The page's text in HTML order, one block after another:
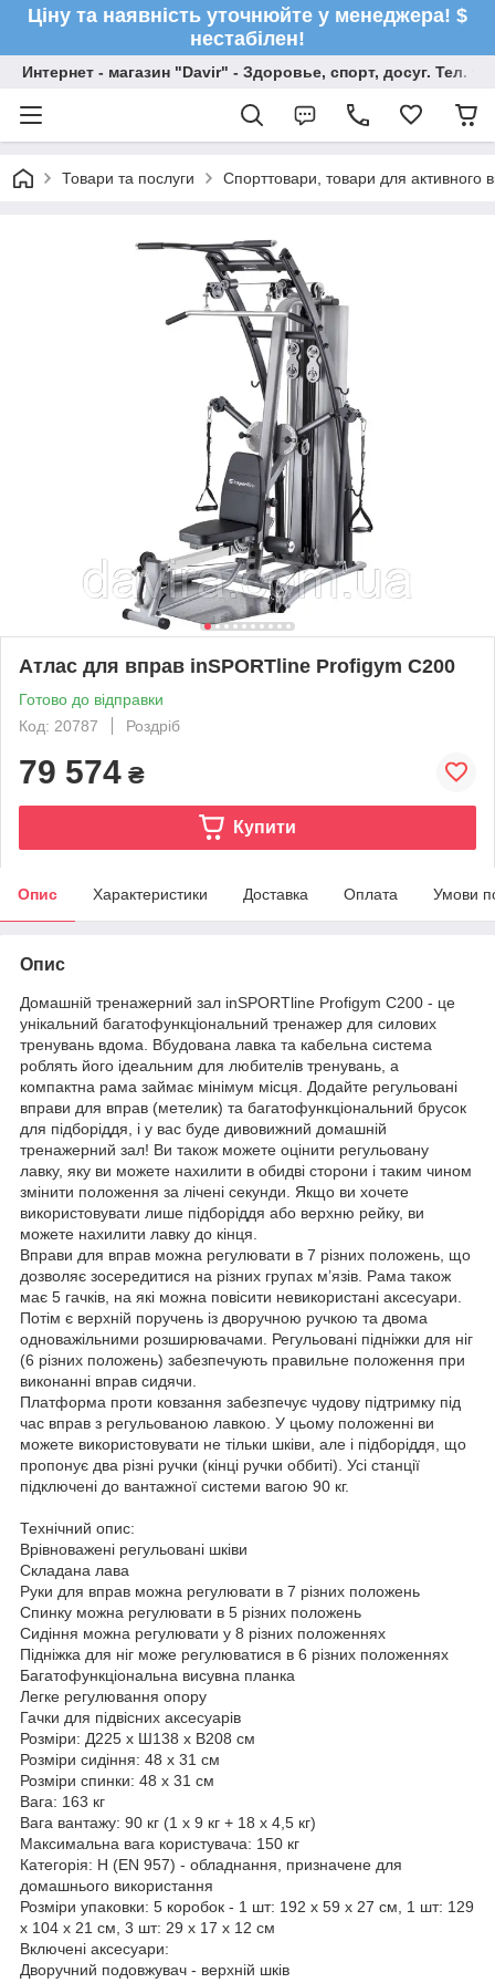
Ціну та наявність уточнюйте у менеджера! $
нестабілен!
Интернет - магазин "Davir" - Здоровье, спорт, досуг. Тел.
Товари та послуги Спорттовари, товари для активного
Атлас для вправ inSPORTline Profigym C200
Готово до відправки
Код: 20787
Роздріб
79 574 ₴
Купити
Опис Характеристики Доставка Оплата Умови
Опис
Домашній тренажерний зал inSPORTline Profigym C200 - це
унікальний багатофункціональний тренажер для силових
тренувань вдома. Вбудована лавка та кабельна система
роблять його ідеальним для любителів тренувань, а
компактна рама займає мінімум місця. Додайте регульовані
вправи для вправ (метелик) та багатофункціональний брусок
для підборіддя, і у вас буде дивовижний домашній
тренажерний зал! Ви також можете оцінити регульовану
лавку, яку ви можете нахилити в обидві сторони і таким чином
змінити положення за лічені секунди. Якщо ви хочете
використовувати лише підборіддя або верхню рейку, ви
можете нахилити лавку до кінця.
Вправи для вправ можна регулювати в 7 різних положень, що
дозволяє зосередитися на різних групах м’язів. Рама також
має 5 гачків, на які можна повісити невикористані аксесуари.
Потім є верхній поручень із дворучною ручкою та двома
одноважільними розширювачами. Регульовані підніжки для ніг
(6 різних положень) забезпечують правильне положення при
виконанні вправ сидячи.
Платформа проти ковзання забезпечує чудову підтримку під
час вправ з регульованою лавкою. У цьому положенні ви
можете використовувати не тільки шківи, ​​але і підборіддя, що
пропонує два різні ручки (кінці ручки оббиті). Усі станції
підключені до вантажної системи вагою 90 кг.
Технічний опис:
Врівноважені регульовані шківи
Складана лава
Руки для вправ можна регулювати в 7 різних положень
Спинку можна регулювати в 5 різних положень
Сидіння можна регулювати у 8 різних положеннях
Підніжка для ніг може регулюватися в 6 різних положеннях
Багатофункціональна висувна планка
Легке регулювання опору
Гачки для підвісних аксесуарів
Розміри: Д225 х Ш138 х В208 см
Розміри сидіння: 48 х 31 см
Розміри спинки: 48 х 31 см
Вага: 163 кг
Вага вантажу: 90 кг (1 х 9 кг + 18 х 4,5 кг)
Максимальна вага користувача: 150 кг
Категорія: H (EN 957) - обладнання, призначене для
домашнього використання
Розміри упаковки: 5 коробок - 1 шт: 192 x 59 x 27 см, 1 шт: 129
x 104 x 21 см, 3 шт: 29 x 17 x 12 см
Включені аксесуари:
Дворучний подовжувач - верхній шків